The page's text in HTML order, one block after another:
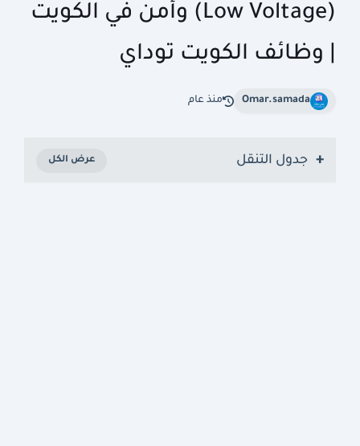
(Low Voltage) وأمن في الكويت
| وظائف الكويت توداي
Omar.samada منذ عام
جدول التنقل